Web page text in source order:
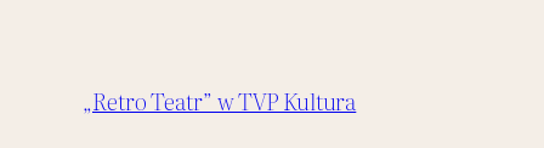
„Retro Teatr” w TVP Kultura